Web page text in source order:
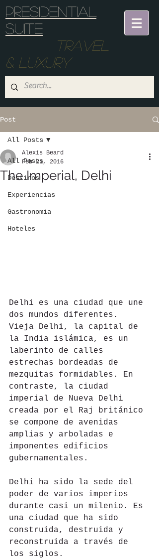
Presidential
suite
Travel
& Luxury
Post
All Posts
Destinos
Experiencias
Gastronomia
Hoteles
All Posts
The Imperial, Delhi
Alexis Beard
Feb 21, 2016
Delhi es una ciudad que une
dos mundos diferentes.
Vieja Delhi, la capital de
la India islámica, es un
laberinto de calles
estrechas bordeadas de
mezquitas formidables. En
contraste, la ciudad
imperial de Nueva Delhi
creada por el Raj británico
se compone de avenidas
amplias y arboladas e
imponentes edificios
gubernamentales.
Delhi ha sido la sede del
poder de varios imperios
durante casi un milenio. Es
una ciudad que ha sido
construida, destruida y
reconstruida a través de
los siglos.